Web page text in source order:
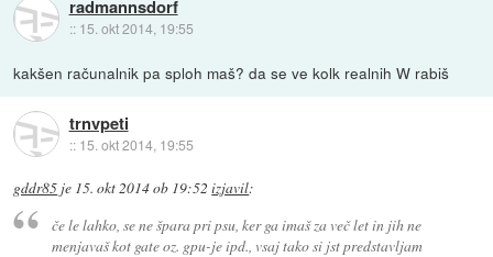
radmannsdorf
:: 15. okt 2014, 19:55
kakšen računalnik pa sploh maš? da se ve kolk realnih W rabiš
trnvpeti
:: 15. okt 2014, 19:55
gddr85 je 15. okt 2014 ob 19:52 izjavil:
če le lahko, se ne špara pri psu, ker ga imaš za več let in jih ne
menjavaš kot gate oz. gpu-je ipd., vsaj tako si jst predstavljam